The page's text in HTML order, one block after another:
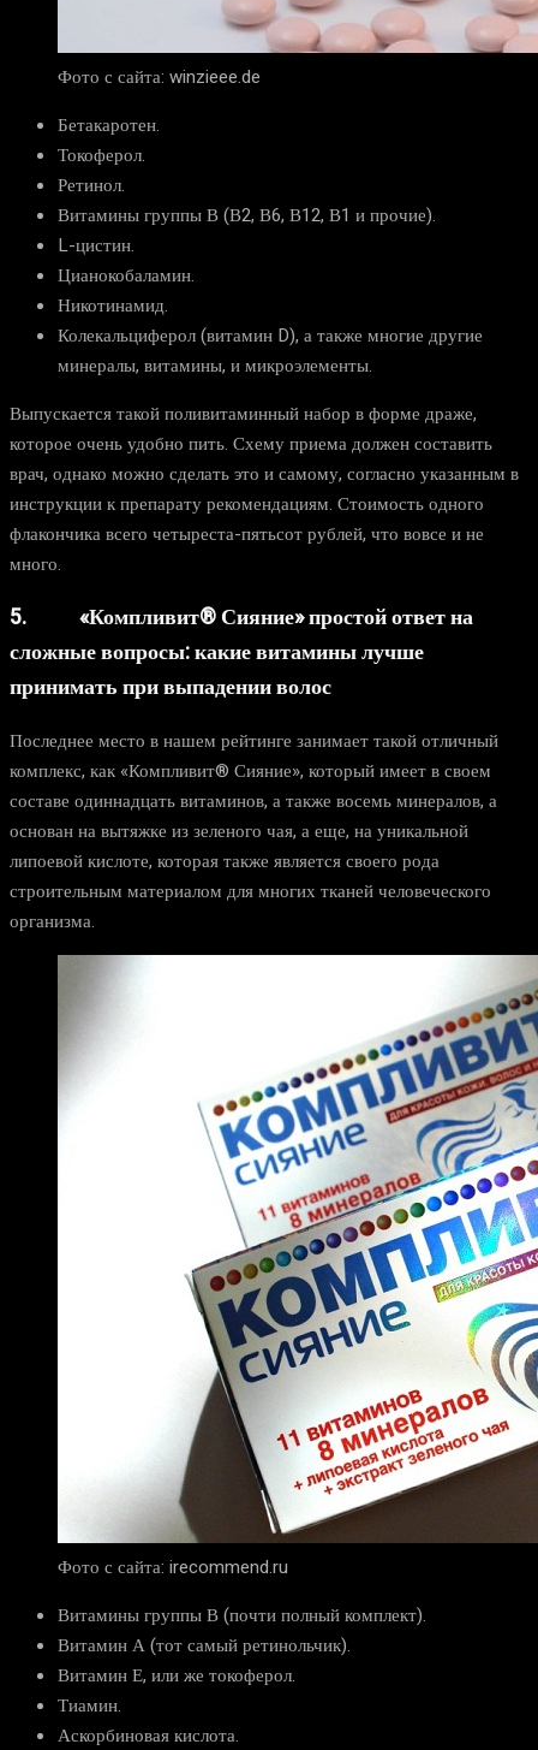
Фото с сайта: winzieee.de
Бетакаротен.
Токоферол.
Ретинол.
Витамины группы В (В2, В6, В12, В1 и прочие).
L-цистин.
Цианокобаламин.
Никотинамид.
Колекальциферол (витамин D), а также многие другие
минералы, витамины, и микроэлементы.
Выпускается такой поливитаминный набор в форме драже,
которое очень удобно пить. Схему приема должен составить
врач, однако можно сделать это и самому, согласно указанным в
инструкции к препарату рекомендациям. Стоимость одного
флакончика всего четыреста-пятьсот рублей, что вовсе и не
много.
5. «Компливит® Сияние» простой ответ на
сложные вопросы: какие витамины лучше
принимать при выпадении волос
Последнее место в нашем рейтинге занимает такой отличный
комплекс, как «Компливит® Сияние», который имеет в своем
составе одиннадцать витаминов, а также восемь минералов, а
основан на вытяжке из зеленого чая, а еще, на уникальной
липоевой кислоте, которая также является своего рода
строительным материалом для многих тканей человеческого
организма.
Фото с сайта: irecommend.ru
Витамины группы В (почти полный комплект).
Витамин А (тот самый ретинольчик).
Витамин Е, или же токоферол.
Тиамин.
Аскорбиновая кислота.